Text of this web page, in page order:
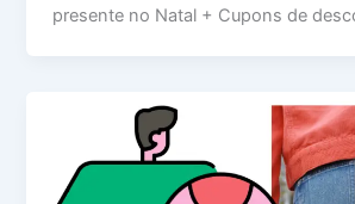
presente no Natal + Cupons de